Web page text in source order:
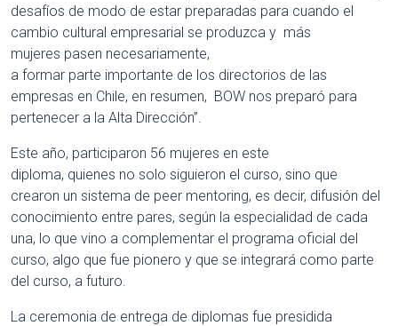
desafíos de modo de estar preparadas para cuando el
cambio cultural empresarial se produzca y más
mujeres pasen necesariamente,
a formar parte importante de los directorios de las
empresas en Chile, en resumen, BOW nos preparó para
pertenecer a la Alta Dirección”.
Este año, participaron 56 mujeres en este
diploma, quienes no solo siguieron el curso, sino que
crearon un sistema de peer mentoring, es decir, difusión del
conocimiento entre pares, según la especialidad de cada
una, lo que vino a complementar el programa oficial del
curso, algo que fue pionero y que se integrará como parte
del curso, a futuro.
La ceremonia de entrega de diplomas fue presidida